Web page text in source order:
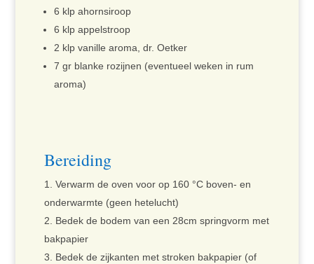
6 klp ahornsiroop
6 klp appelstroop
2 klp vanille aroma, dr. Oetker
7 gr blanke rozijnen (eventueel weken in rum
aroma)
Bereiding
Verwarm de oven voor op 160 °C boven- en
onderwarmte (geen hetelucht)
Bedek de bodem van een 28cm springvorm met
bakpapier
Bedek de zijkanten met stroken bakpapier (of